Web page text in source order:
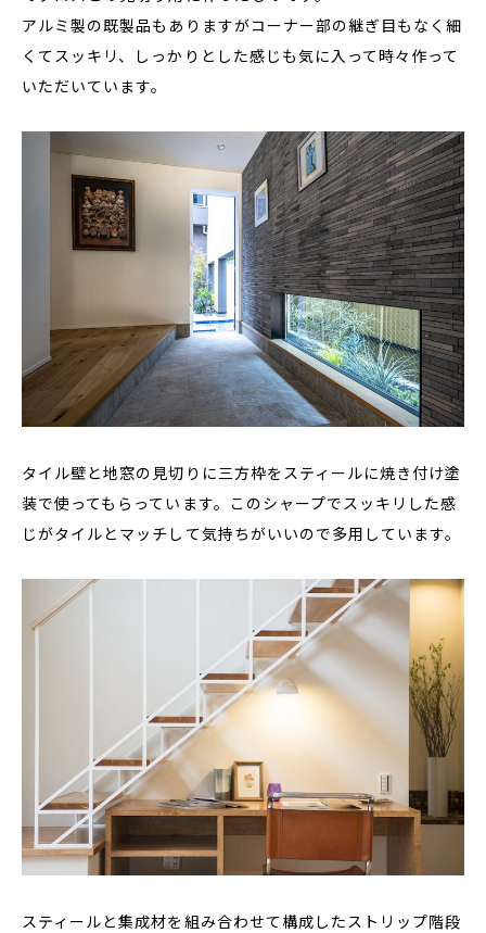
アルミ製の既製品もありますがコーナー部の継ぎ目もなく細
くてスッキリ、しっかりとした感じも気に入って時々作って
いただいています。
タイル壁と地窓の見切りに三方枠をスティールに焼き付け塗
装で使ってもらっています。このシャープでスッキリした感
じがタイルとマッチして気持ちがいいので多用しています。
スティールと集成材を組み合わせて構成したストリップ階段